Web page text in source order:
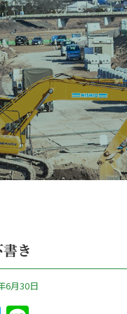
き
6月30日